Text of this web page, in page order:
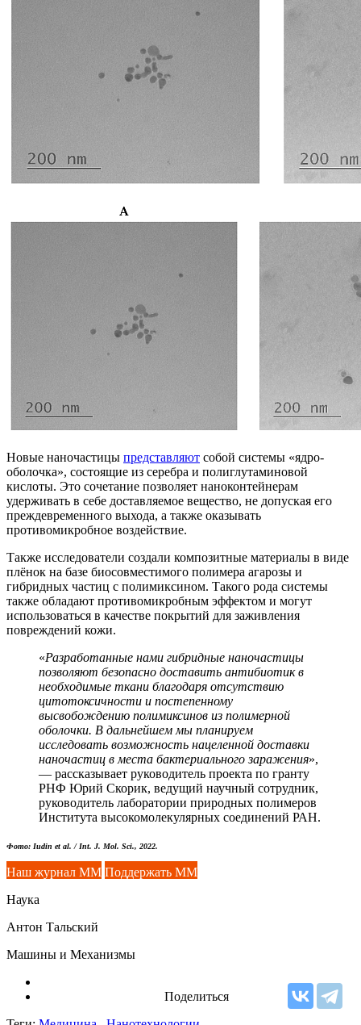
Новые наночастицы представляют собой системы «ядро-
оболочка», состоящие из серебра и полиглутаминовой
кислоты. Это сочетание позволяет наноконтейнерам
удерживать в себе доставляемое вещество, не допуская его
преждевременного выхода, а также оказывать
противомикробное воздействие.
Также исследователи создали композитные материалы в виде
плёнок на базе биосовместимого полимера агарозы и
гибридных частиц с полимиксином. Такого рода системы
также обладают противомикробным эффектом и могут
использоваться в качестве покрытий для заживления
повреждений кожи.
«Разработанные нами гибридные наночастицы
позволяют безопасно доставить антибиотик в
необходимые ткани благодаря отсутствию
цитотоксичности и постепенному
высвобождению полимиксинов из полимерной
оболочки. В дальнейшем мы планируем
исследовать возможность нацеленной доставки
наночастиц в места бактериального заражения»,
— рассказывает руководитель проекта по гранту
РНФ Юрий Скорик, ведущий научный сотрудник,
руководитель лаборатории природных полимеров
Института высокомолекулярных соединений РАН.
Фото: Iudin et al. / Int. J. Mol. Sci., 2022.
Наш журнал ММ Поддержать ММ
Наука
Антон Тальский
Машины и Механизмы
Поделиться